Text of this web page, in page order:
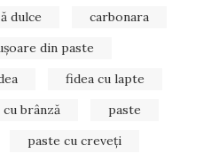
dulce
carbonara
din paste
fidea cu lapte
cu brânză
paste
paste cu creveți